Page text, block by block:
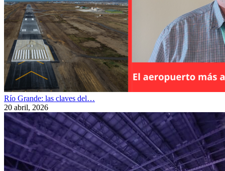
Río Grande: las claves del…
20 abril, 2026